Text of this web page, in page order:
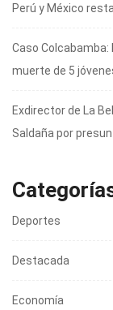
Perú y México
Caso
muerte de 5
Exdirector de La
Saldaña por
Deportes
Destacada
Economía